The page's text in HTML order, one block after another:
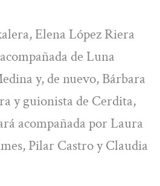
Elena López Riera
de Luna
y, de nuevo, Bárbara
y guionista de Cerdita,
acompañada por Laura
Pilar Castro y Claudia